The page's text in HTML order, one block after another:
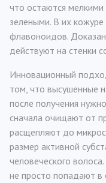
что остаются
зелеными. В их
флавоноидов.
действуют на стенки
Инновационный
том, что высушенные
после получения
сначала очищают от
расщепляют до
размер активной
человеческого
не просто попадают в